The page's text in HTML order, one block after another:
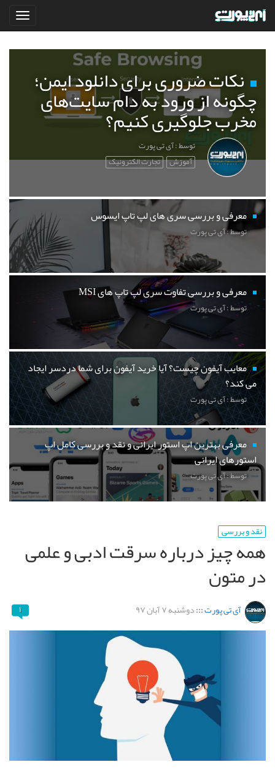
نکات ضروری برای دانلود ایمن؛
چگونه از ورود به دام سایت‌های
مخرب جلوگیری کنیم؟
توسط : آی تی پورت
آموزش تجارت الکترونیک
معرفی و بررسی سری های لپ تاپ ایسوس
توسط : آی تی پورت
معرفی و بررسی تفاوت سری لپ تاپ های MSI
توسط : آی تی پورت
معایب آیفون چیست؟ آیا خرید آیفون برای شما دردسر ایجاد
می کند؟
توسط : آی تی پورت
معرفی بهترین اپ استور ایرانی و نقد و بررسی کامل اپ
استورهای ایرانی
توسط : آی تی پورت
نقد و بررسی
همه چیز درباره سرقت ادبی و علمی
در متون
آی تی پورت:::دوشنبه ۷ آبان ۹۷ ۱